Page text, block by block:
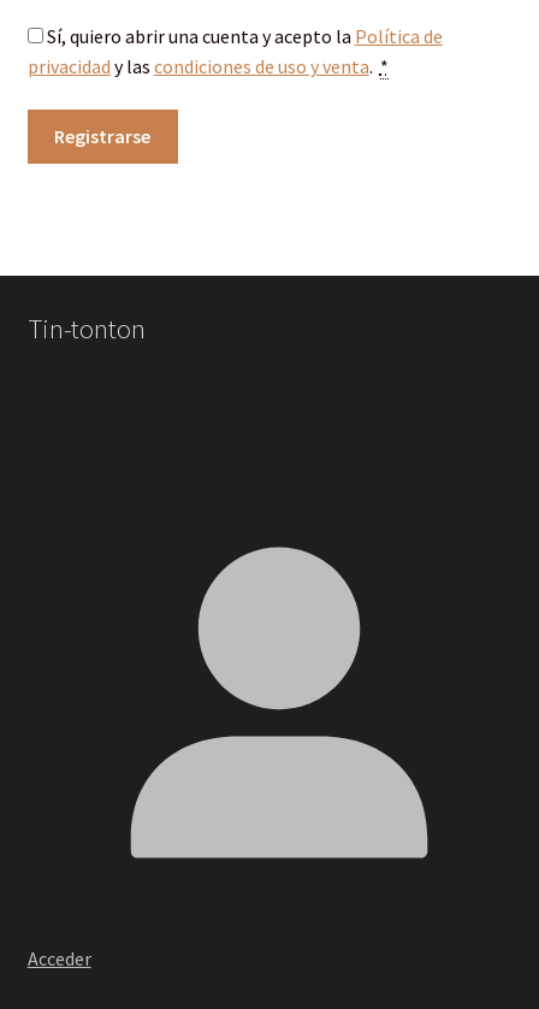
Sí, quiero abrir una cuenta y acepto la Política de
privacidad y las condiciones de uso y venta. *
Registrarse
Tin-tonton
Acceder